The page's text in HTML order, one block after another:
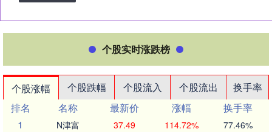
个股实时涨跌榜
个股涨幅 个股跌幅 个股流入 个股流出
换手率
排名
名称 最新价 涨幅
换手率
1
N津富 37.49 114.72% 77.46%